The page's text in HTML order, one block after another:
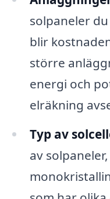
solpaneler
blir
större
energi och
elräkning
Typ av
av